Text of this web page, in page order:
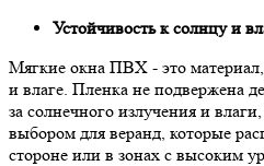
Устойчивость к солнцу и
Мягкие окна ПВХ - это
и влаге. Пленка не подвержена
за солнечного излучения и
выбором для веранд, которые
стороне или в зонах с высоким